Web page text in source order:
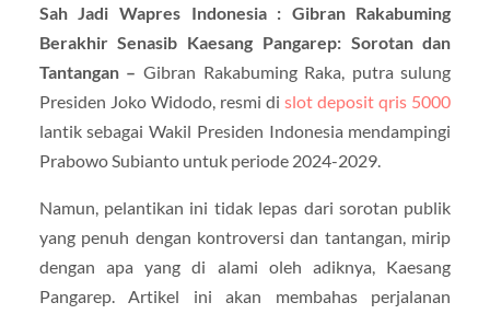
Sah Jadi Wapres Indonesia : Gibran Rakabuming
Berakhir Senasib Kaesang Pangarep: Sorotan dan
Tantangan – Gibran Rakabuming Raka, putra sulung
Presiden Joko Widodo, resmi dislot deposit qris 5000
lantik sebagai Wakil Presiden Indonesia mendampingi
Prabowo Subianto untuk periode 2024-2029.
Namun, pelantikan ini tidak lepas dari sorotan publik
yang penuh dengan kontroversi dan tantangan, mirip
dengan apa yang di alami oleh adiknya, Kaesang
Pangarep. Artikel ini akan membahas perjalanan